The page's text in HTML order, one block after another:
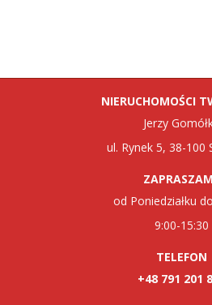
NIERUCHOMOŚCI
Jerzy
ul. Rynek 5, 38-100
od Poniedziałku
9:00-15:30
TELEFON
+48 791 201